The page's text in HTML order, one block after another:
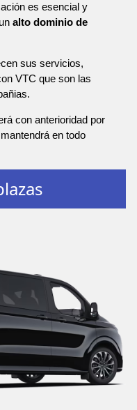
es esencial y
alto dominio de
sus servicios,
VTC que son las
con anterioridad por
en todo